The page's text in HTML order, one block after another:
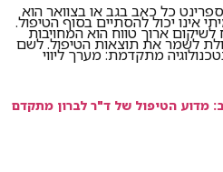
כל כאב בגב או בצוואר הוא
אינו יכול להסתיים בסוף הטיפול.
לשיקום ארוך טווח הוא המחויבות
לשמר את תוצאות הטיפול. לשם
מתקדמת: מערך ליווי
מדוע הטיפול של ד"ר לברון מתקדם